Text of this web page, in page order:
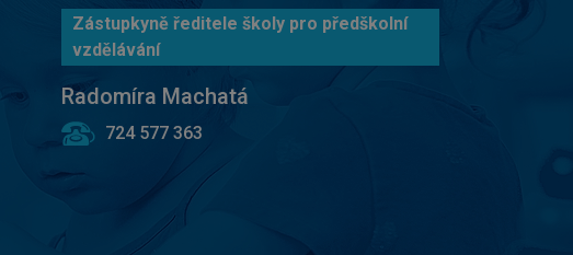
Zástupkyně ředitele školy pro předškolní
vzdělávání
Radomíra Machatá
724 577 363